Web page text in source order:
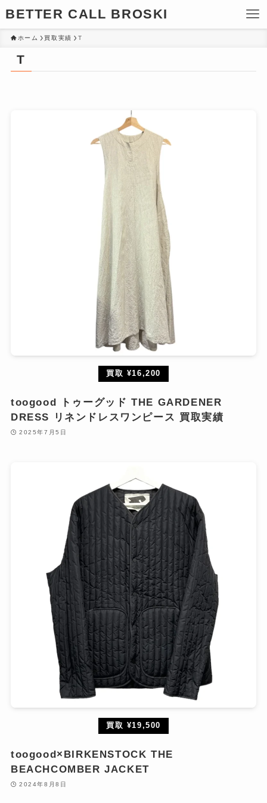
BETTER CALL BROSKI
ホーム 買取実績 T
T
買取 ¥16,200
toogood トゥーグッド THE GARDENER
DRESS リネンドレスワンピース 買取実績
2025年7月5日
買取 ¥19,500
toogood×BIRKENSTOCK THE
BEACHCOMBER JACKET
2024年8月8日